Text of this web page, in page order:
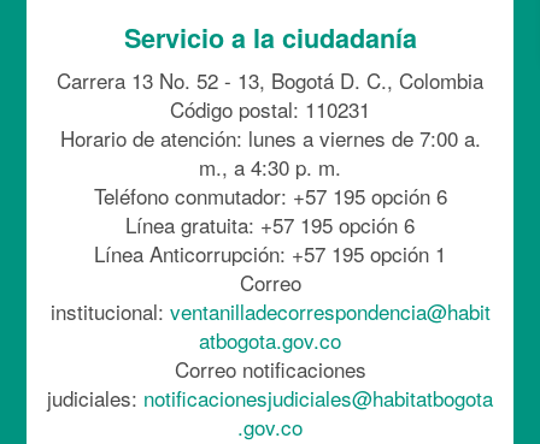
Servicio a la ciudadanía
Carrera 13 No. 52 - 13, Bogotá D. C., Colombia
Código postal: 110231
Horario de atención: lunes a viernes de 7:00 a.
m., a 4:30 p. m.
Teléfono conmutador: +57 195 opción 6
Línea gratuita: +57 195 opción 6
Línea Anticorrupción: +57 195 opción 1
Correo
institucional: ventanilladecorrespondencia@habit
atbogota.gov.co
Correo notificaciones
judiciales: notificacionesjudiciales@habitatbogota
.gov.co